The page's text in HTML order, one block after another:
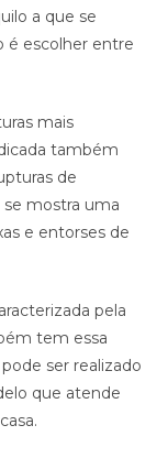
a que se
é escolher entre
mais
também
de
mostra uma
e entorses de
pela
tem essa
ser realizado
que atende